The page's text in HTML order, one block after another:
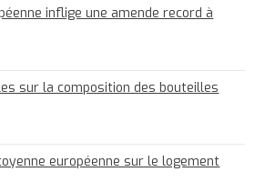
inflige une amende record à
sur la composition des bouteilles
européenne sur le logement